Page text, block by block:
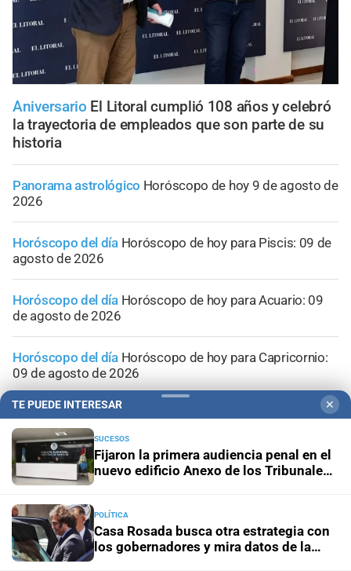
Aniversario El Litoral cumplió 108 años y celebró
la trayectoria de empleados que son parte de su
historia
Panorama astrológico Horóscopo de hoy 9 de agosto de
2026
Horóscopo del día Horóscopo de hoy para Piscis: 09 de
agosto de 2026
Horóscopo del día Horóscopo de hoy para Acuario: 09
de agosto de 2026
Horóscopo del día Horóscopo de hoy para Capricornio:
09 de agosto de 2026
TE PUEDE INTERESAR ✕
SUCESOS
Fijaron la primera audiencia penal en el
nuevo edificio Anexo de los Tribunales
POLÍTICA
Casa Rosada busca otra estrategia con
los gobernadores y mira datos de la